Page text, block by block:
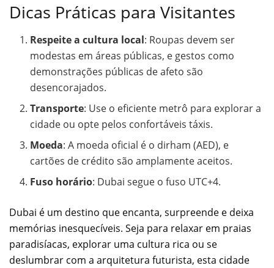
Dicas Práticas para Visitantes
Respeite a cultura local: Roupas devem ser
modestas em áreas públicas, e gestos como
demonstrações públicas de afeto são
desencorajados.
Transporte: Use o eficiente metrô para explorar a
cidade ou opte pelos confortáveis táxis.
Moeda: A moeda oficial é o dirham (AED), e
cartões de crédito são amplamente aceitos.
Fuso horário: Dubai segue o fuso UTC+4.
Dubai é um destino que encanta, surpreende e deixa
memórias inesquecíveis. Seja para relaxar em praias
paradisíacas, explorar uma cultura rica ou se
deslumbrar com a arquitetura futurista, esta cidade